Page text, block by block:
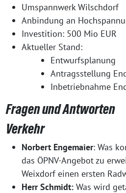
Umspannwerk Wilschdorf
Anbindung an
Investition: 500 Mio EUR
Aktueller Stand:
Entwurfsplanung
Antragsstellung
Inbetriebnahme
Fragen und Antworten
Verkehr
Norbert Engemaier: Was
das ÖPNV-Angebot zu
Weixdorf einen ersten
Herr Schmidt: Was wird